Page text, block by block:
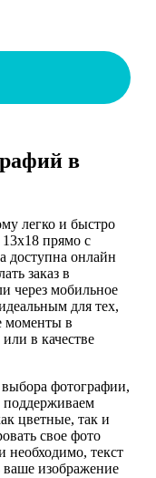
в
легко и быстро
13х18 прямо с
доступна онлайн
заказ в
через мобильное
для тех,
моменты в
в качестве
выбора фотографии,
поддерживаем
цветные, так и
свое фото
необходимо, текст
изображение